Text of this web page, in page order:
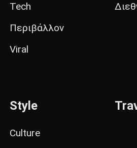
Tech
Περιβάλλον
Viral
Style
Culture